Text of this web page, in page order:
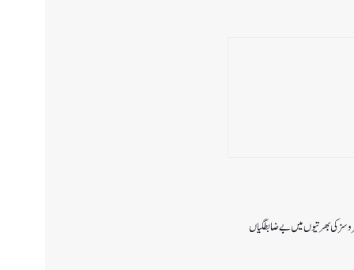
بھرتیوں میں بے ضابطگیاں